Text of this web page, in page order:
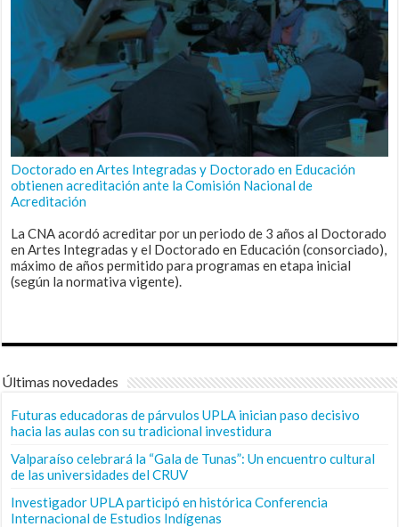
Doctorado en Artes Integradas y Doctorado en Educación
obtienen acreditación ante la Comisión Nacional de
Acreditación
La CNA acordó acreditar por un periodo de 3 años al Doctorado
en Artes Integradas y el Doctorado en Educación (consorciado),
máximo de años permitido para programas en etapa inicial
(según la normativa vigente).
Últimas novedades
Futuras educadoras de párvulos UPLA inician paso decisivo
hacia las aulas con su tradicional investidura
Valparaíso celebrará la “Gala de Tunas”: Un encuentro cultural
de las universidades del CRUV
Investigador UPLA participó en histórica Conferencia
Internacional de Estudios Indígenas